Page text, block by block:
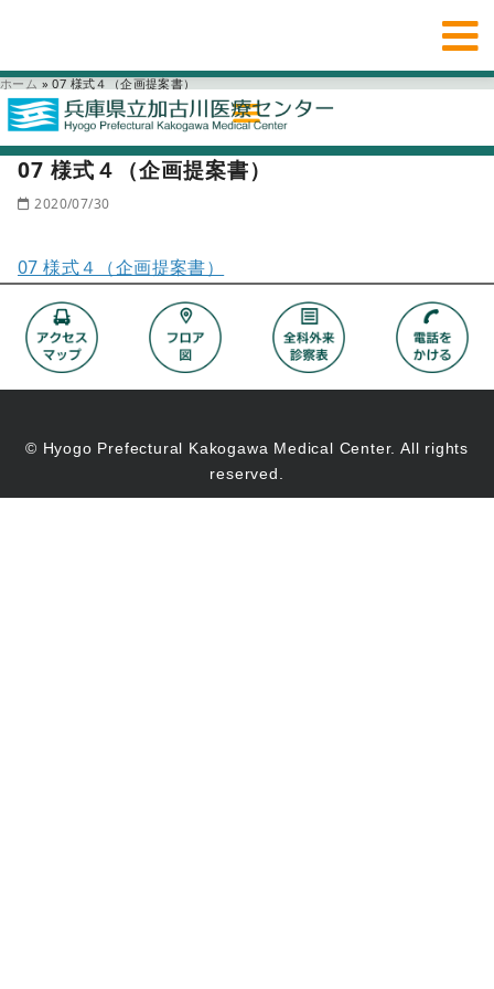
ホーム » 07 様式４（企画提案書）
07 様式４（企画提案書）
2020/07/30
07 様式４（企画提案書）
© Hyogo Prefectural Kakogawa Medical Center. All rights
reserved.